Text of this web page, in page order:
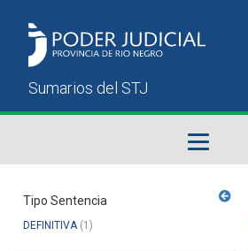
Sumarios del STJ
Tipo Sentencia
DEFINITIVA(1)